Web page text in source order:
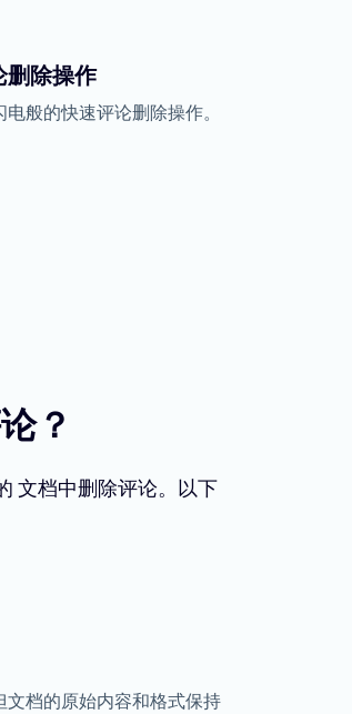
删除操作
般的快速评论删除操作。
？
文档中删除评论。以下
档的原始内容和格式保持